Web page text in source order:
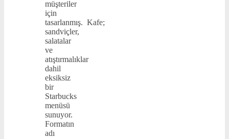
müşteriler
için
tasarlanmış. Kafe;
sandviçler,
salatalar
ve
atıştırmalıklar
dahil
eksiksiz
bir
Starbucks
menüsü
sunuyor.
Formatın
adı